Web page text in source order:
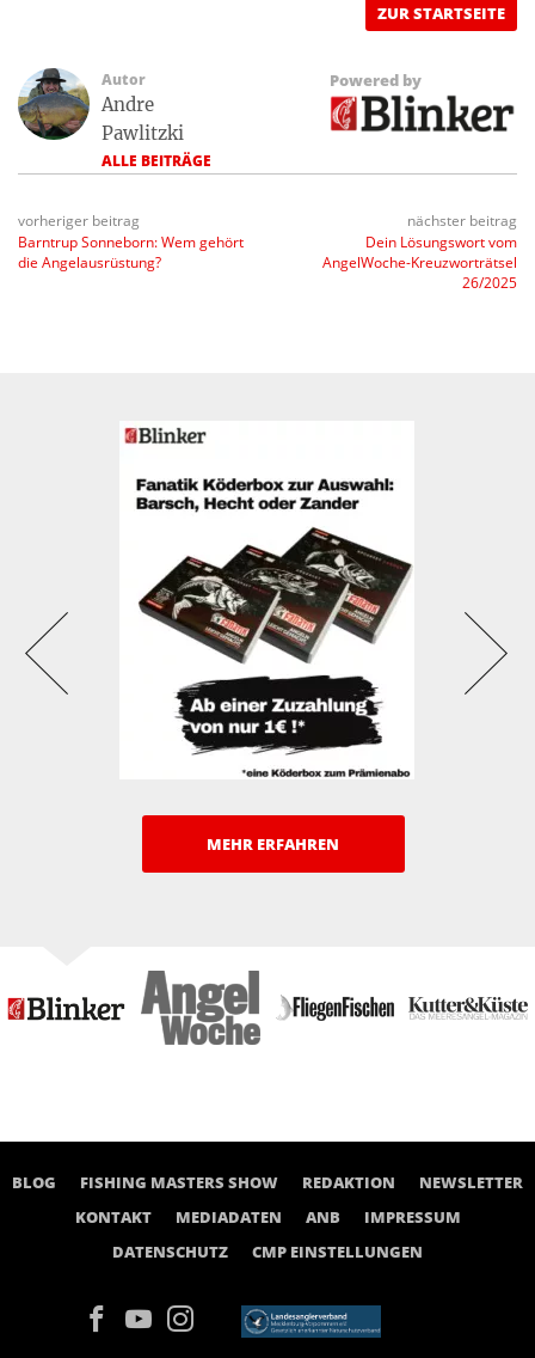
ZUR STARTSEITE
Autor
Andre
Pawlitzki
ALLE BEITRÄGE
Powered by
vorheriger beitrag
Barntrup Sonneborn: Wem gehört
die Angelausrüstung?
nächster beitrag
Dein Lösungswort vom
AngelWoche-Kreuzworträtsel
26/2025
MEHR ERFAHREN
BLOG FISHING MASTERS SHOW REDAKTION
NEWSLETTER
KONTAKT
MEDIADATEN ANB
IMPRESSUM
DATENSCHUTZ
CMP EINSTELLUNGEN